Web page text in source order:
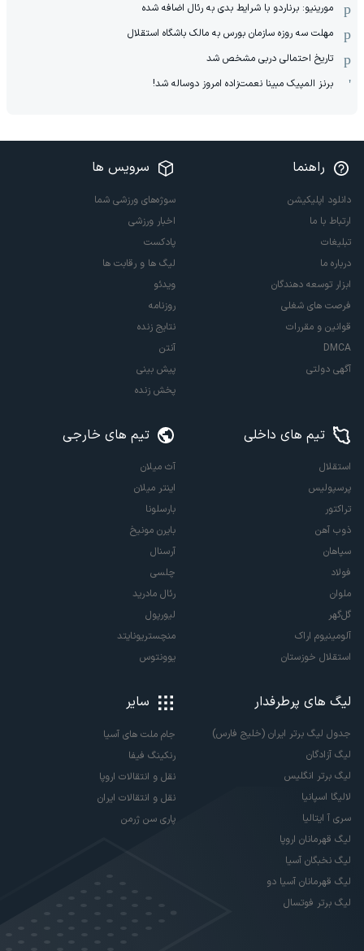
مورینیو: برناردو با شرایط بدی به رئال اضافه شده
مهلت سه روزه سازمان بورس به مالک باشگاه استقلال
تاریخ احتمالی دربی مشخص شد
برنز المپیک مبینا نعمت‌زاده امروز دوساله شد!
راهنما
دانلود اپلیکیشن
ارتباط با ما
تبلیغات
درباره ما
ابزار توسعه دهندگان
فرصت های شغلی
قوانین و مقررات
DMCA
آگهی دولتی
سرویس ها
سوژه‌های ورزشی شما
اخبار ورزشی
پادکست
لیگ ها و رقابت ها
ویدئو
روزنامه
نتایج زنده
آنتن
پیش بینی
پخش زنده
تیم های داخلی
استقلال
پرسپولیس
تراکتور
ذوب آهن
سپاهان
فولاد
ملوان
گل‌گهر
آلومینیوم اراک
استقلال خوزستان
تیم های خارجی
آث میلان
اینتر میلان
بارسلونا
بایرن مونیخ
آرسنال
چلسی
رئال مادرید
لیورپول
منچستریونایتد
یوونتوس
لیگ های پرطرفدار
جدول لیگ برتر ایران (خلیج فارس)
لیگ آزادگان
لیگ برتر انگلیس
لالیگا اسپانیا
سری آ ایتالیا
لیگ قهرمانان اروپا
لیگ نخبگان آسیا
لیگ قهرمانان آسیا دو
لیگ برتر فوتسال
سایر
جام ملت های آسیا
رنکینگ فیفا
نقل و انتقالات اروپا
نقل و انتقالات ایران
پاری سن ژرمن